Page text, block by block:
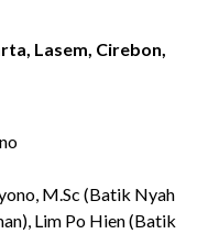
Lasem, Cirebon,
M.Sc (Batik Nyah
Lim Po Hien (Batik